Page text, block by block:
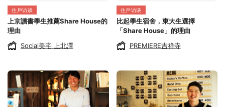
住戶访谈
上京讀書學生推薦Share House的
理由
Social美宅 上北澤
住戶访谈
比起學生宿舍，東大生選擇
「Share House」的理由
PREMIERE吉祥寺